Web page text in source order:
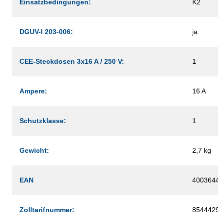
Einsatzbedingungen: K2
DGUV-I 203-006: ja
CEE-Steckdosen 3x16 A / 250 V: 1
Ampere: 16 A
Schutzklasse: 1
Gewicht: 2,7 kg
EAN
Zolltarifnummer: